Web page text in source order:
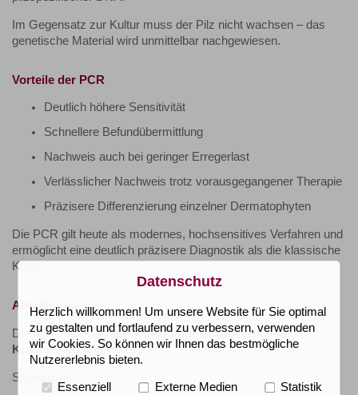
Im Gegensatz zur Kultur muss der Pilz nicht wachsen – das
genetische Material wird unmittelbar nachgewiesen.
Vorteile der PCR
Deutlich höhere Sensitivität
Schnellere Befundübermittlung
Nachweis auch bei geringer Erregerlast
Verlässlicher Nachweis trotz vorausgegangener Therapie
Präzisere Differenzierung einzelner Dermatophyten
Die PCR gilt heute als modernes, hochsensitives Verfahren und
ermöglicht eine deutlich präzisere Diagnostik als die klassische
Kultur.
Abrechnung
Die Myko-PCR istkeine Leistung der gesetzlichen
Krankenversicherung.
Sie wird als:
Datenschutz
Herzlich willkommen! Um unsere Website für Sie optimal
zu gestalten und fortlaufend zu verbessern, verwenden
wir Cookies. So können wir Ihnen das bestmögliche
Nutzererlebnis bieten.
Essenziell Externe Medien Statistik